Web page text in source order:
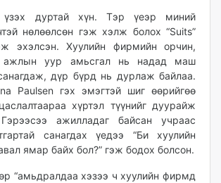
дуртай хүн. Тэр үеэр миний
нөлөөлсөн гэж хэлж болох “Suits”
эхэлсэн. Хуулийн фирмийн орчин,
ажлын уур амьсгал нь надад маш
дүр бүрд нь дурлаж байлаа.
Paulsen гэх эмэгтэй шиг өөрийгөө
хүртэл түүнийг дуурайж
ажилладаг байсан учраас
санагдах үедээ “Би хуулийн
ямар байх бол?” гэж бодох болсон.
“амьдралдаа хэзээ ч хуулийн фирмд